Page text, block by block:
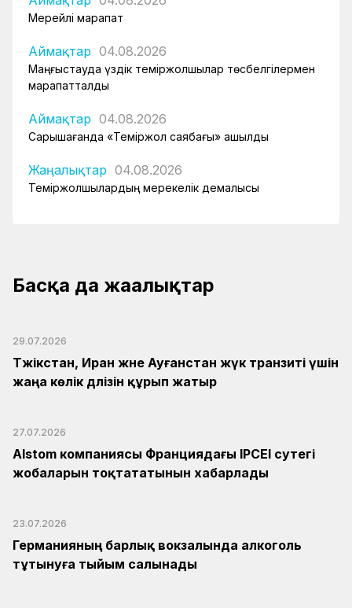
Мерейлі марапат
Аймақтар 04.08.2026
Маңғыстауда үздік теміржолшылар төсбелгілермен
марапатталды
Аймақтар 04.08.2026
Сарышағанда «Теміржол саябағы» ашылды
Жаңалықтар 04.08.2026
Теміржолшылардың мерекелік демалысы
Басқа да жаңалықтар
29.07.2026
Тәжікстан, Иран және Ауғанстан жүк транзиті үшін
жаңа көлік дәлізін құрып жатыр
27.07.2026
Alstom компаниясы Франциядағы IPCEI сутегі
жобаларын тоқтататынын хабарлады
23.07.2026
Германияның барлық вокзалында алкоголь
тұтынуға тыйым салынады